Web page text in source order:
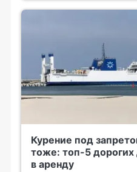
Курение под
тоже: топ-5
в аренду